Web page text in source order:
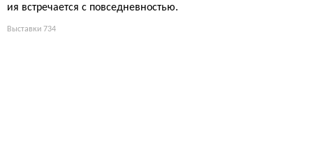
ия встречается с повседневностью.
Выставки 734